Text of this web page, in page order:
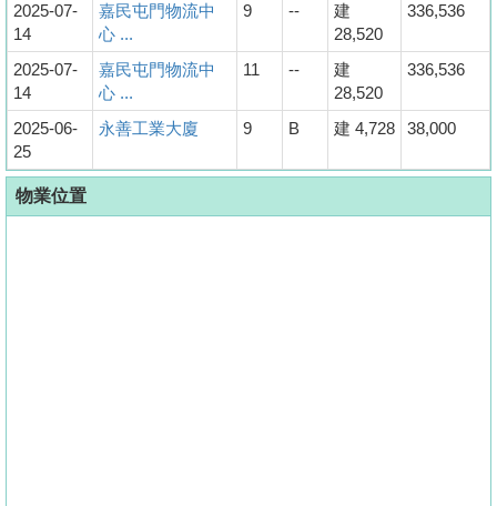
2025-07-
14
嘉民屯門物流中
心 ...
9 --
建
28,520
336,536
2025-07-
14
嘉民屯門物流中
心 ...
11 --
建
28,520
336,536
2025-06-
25
永善工業大廈 9 B 建 4,728 38,000
物業位置